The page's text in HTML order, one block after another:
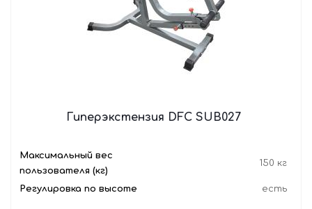
Гиперэкстензия DFC SUB027
Максимальный вес
пользователя (кг)
150 кг
Регулировка по высоте есть